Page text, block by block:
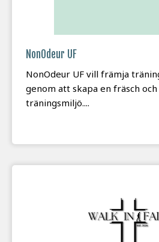
NonOdeur UF
NonOdeur UF vill främja
genom att skapa en fräsch
träningsmiljö....